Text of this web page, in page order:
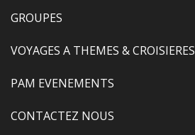
GROUPES
VOYAGES A THEMES & CROISIERES
PAM EVENEMENTS
CONTACTEZ NOUS